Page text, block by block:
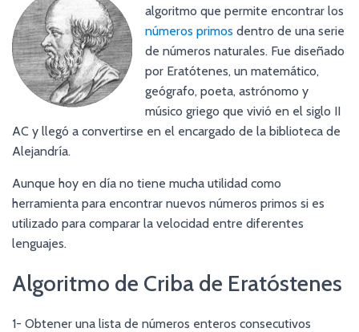
algoritmo que permite encontrar los
números primos dentro de una serie
de números naturales. Fue diseñado
por Eratótenes, un matemático,
geógrafo, poeta, astrónomo y
músico griego que vivió en el siglo II
AC y llegó a convertirse en el encargado de la biblioteca de
Alejandría.
Aunque hoy en día no tiene mucha utilidad como
herramienta para encontrar nuevos números primos si es
utilizado para comparar la velocidad entre diferentes
lenguajes.
Algoritmo de Criba de Eratóstenes
1- Obtener una lista de números enteros consecutivos